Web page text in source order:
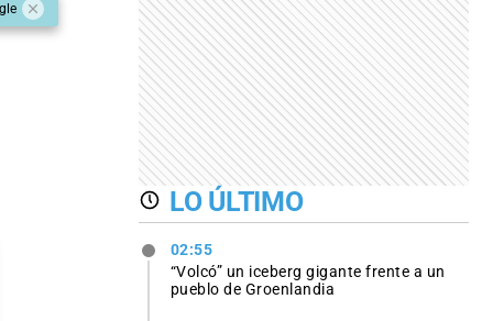
LO ÚLTIMO
02:55
“Volcó” un iceberg gigante frente a un
pueblo de Groenlandia